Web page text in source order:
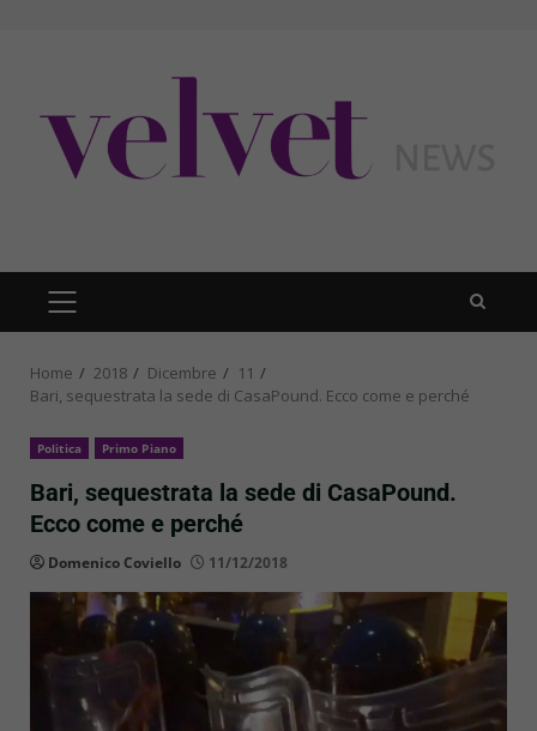
PRIMARY
MENU
Home 2018 Dicembre
11
Bari, sequestrata la sede di CasaPound. Ecco come e perché
Politica Primo Piano
Bari, sequestrata la sede di CasaPound.
Ecco come e perché
Domenico Coviello 11/12/2018